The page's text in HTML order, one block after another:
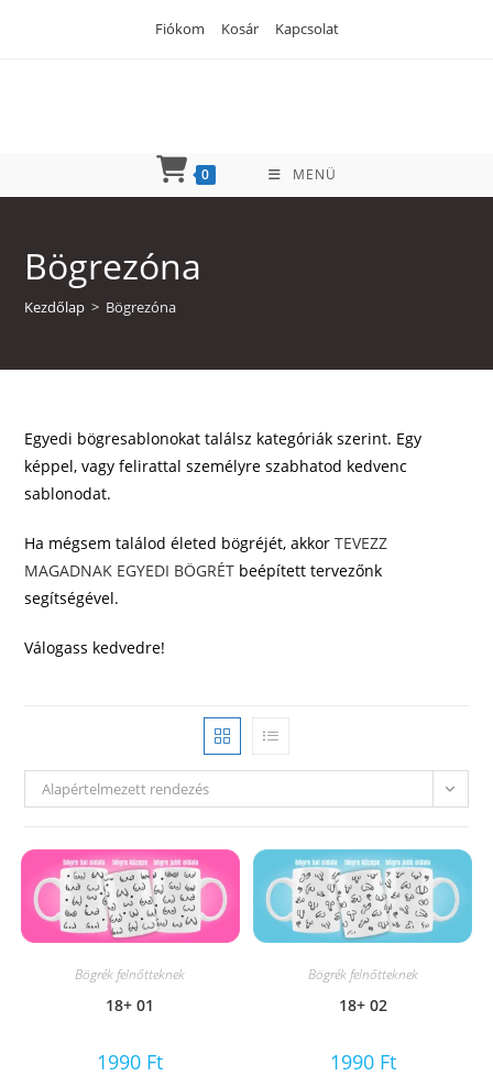
Fiókom Kosár Kapcsolat
0 MENÜ
Bögrezóna
Kezdőlap > Bögrezóna
Egyedi bögresablonokat találsz kategóriák szerint. Egy
képpel, vagy felirattal személyre szabhatod kedvenc
sablonodat.
Ha mégsem találod életed bögréjét, akkorTEVEZZ
MAGADNAK EGYEDI BÖGRÉT beépített tervezőnk
segítségével.
Válogass kedvedre!
Alapértelmezett rendezés
Bögrék felnőtteknek
18+ 01
1990 Ft
Bögrék felnőtteknek
18+ 02
1990 Ft